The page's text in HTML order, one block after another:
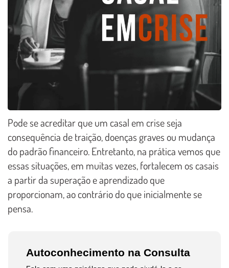
Pode se acreditar que um casal em crise seja
consequência de traição, doenças graves ou mudança
do padrão financeiro. Entretanto, na prática vemos que
essas situações, em muitas vezes, fortalecem os casais
a partir da superação e aprendizado que
proporcionam, ao contrário do que inicialmente se
pensa.
Autoconhecimento na Consulta